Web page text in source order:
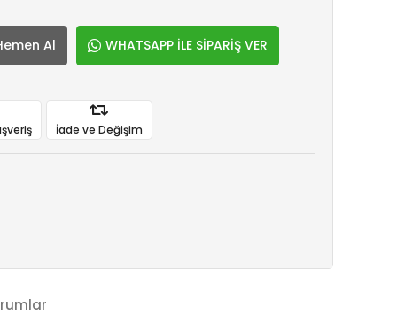
Al WHATSAPP İLE SİPARİŞ VER
İade ve Değişim